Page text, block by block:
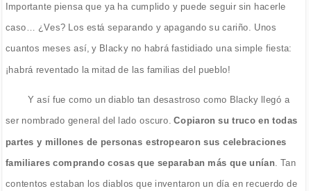
Importante piensa que ya ha cumplido y puede seguir sin hacerle
caso… ¿Ves? Los está separando y apagando su cariño. Unos
cuantos meses así, y Blacky no habrá fastidiado una simple fiesta:
¡habrá reventado la mitad de las familias del pueblo!
Y así fue como un diablo tan desastroso como Blacky llegó a
ser nombrado general del lado oscuro. Copiaron su truco en todas
partes y millones de personas estropearon sus celebraciones
familiares comprando cosas que separaban más que unían . Tan
contentos estaban los diablos que inventaron un día en recuerdo de